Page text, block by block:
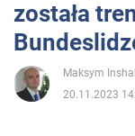
Rozrywka
Życie
została
Maksym
20.11.2023